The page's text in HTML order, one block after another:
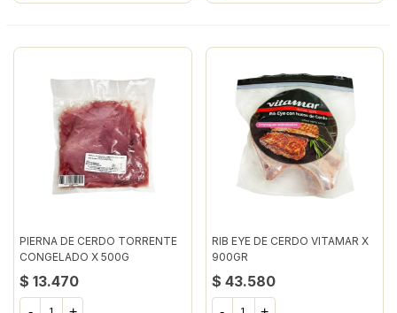
PIERNA DE CERDO TORRENTE
CONGELADO X 500G
$ 13.470
RIB EYE DE CERDO VITAMAR X
900GR
$ 43.580